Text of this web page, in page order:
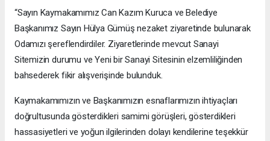
“Sayın Kaymakamımız Can Kazım Kuruca ve Belediye
Başkanımız Sayın Hülya Gümüş nezaket ziyaretinde bulunarak
Odamızı şereflendirdiler. Ziyaretlerinde mevcut Sanayi
Sitemizin durumu ve Yeni bir Sanayi Sitesinin elzemliliğinden
bahsederek fikir alışverişinde bulunduk.
Kaymakamımızın ve Başkanımızın esnaflarımızın ihtiyaçları
doğrultusunda gösterdikleri samimi görüşleri, gösterdikleri
hassasiyetleri ve yoğun ilgilerinden dolayı kendilerine teşekkür